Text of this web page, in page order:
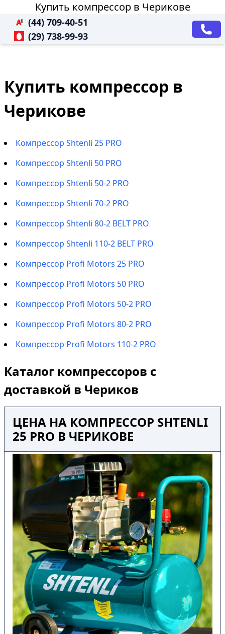
Купить компрессор в Черикове
(44) 709-40-51
(29) 738-99-93
Купить компрессор в
Черикове
Компрессор Shtenli 25 PRO
Компрессор Shtenli 50 PRO
Компрессор Shtenli 50-2 PRO
Компрессор Shtenli 70-2 PRO
Компрессор Shtenli 80-2 BELT PRO
Компрессор Shtenli 110-2 BELT PRO
Компрессор Profi Motors 25 PRO
Компрессор Profi Motors 50 PRO
Компрессор Profi Motors 50-2 PRO
Компрессор Profi Motors 80-2 PRO
Компрессор Profi Motors 110-2 PRO
Каталог компрессоров с
доставкой в Чериков
ЦЕНА НА КОМПРЕССОР SHTENLI
25 PRO В ЧЕРИКОВЕ